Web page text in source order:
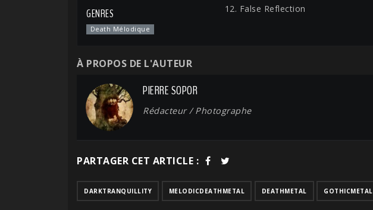
GENRES
Death Mélodique
12. False Reflection
À PROPOS DE L'AUTEUR
PIERRE SOPOR
Rédacteur / Photographe
PARTAGER CET ARTICLE :
DARKTRANQUILLITY MELODICDEATHMETAL DEATHMETAL GOTHICMETAL